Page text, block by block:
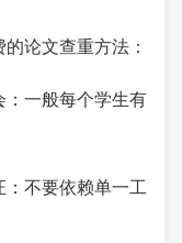
论文查重方法：
：一般每个学生有
：不要依赖单一工